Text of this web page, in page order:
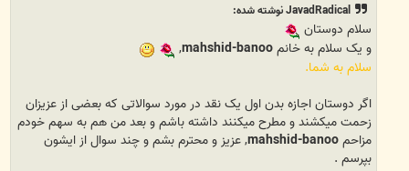
JavadRadical نوشته شده:
سلام دوستان
و یک سلام به خانمmahshid-banoo
,
سلام به شما.
اگر دوستان اجازه بدن اول یک نقد در مورد سوالاتی که بعضی از عزیزان
زحمت میکشند و مطرح میکنند داشته باشم و بعد من هم به سهم خودم
مزاحمmahshid-banoo, عزیز و محترم بشم و چند سوال از ایشون
بپرسم .